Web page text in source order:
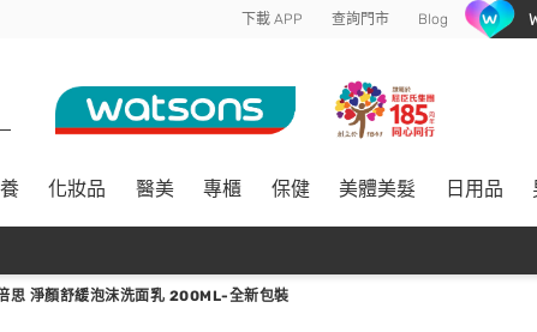
下載 APP 查詢門市 Blog
化妝品 醫美 專櫃 保健 美體美髮 日用品
思 淨顏舒緩泡沫洗面乳 200ML-全新包裝